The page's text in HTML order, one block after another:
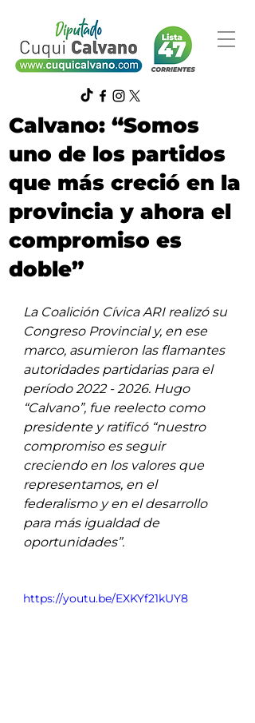
Calvano: “Somos
uno de los partidos
que más creció en la
provincia y ahora el
compromiso es
doble”
La Coalición Cívica ARI realizó su
Congreso Provincial y, en ese
marco, asumieron las flamantes
autoridades partidarias para el
período 2022 - 2026. Hugo
“Calvano”, fue reelecto como
presidente y ratificó “nuestro
compromiso es seguir
creciendo en los valores que
representamos, en el
federalismo y en el desarrollo
para más igualdad de
oportunidades”.
https://youtu.be/EXKYf21kUY8